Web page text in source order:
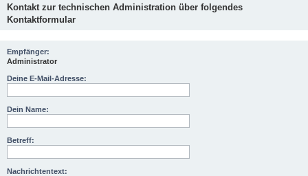
Kontakt zur technischen Administration über folgendes
Kontaktformular
Empfänger:
Administrator
Deine E-Mail-Adresse:
Dein Name:
Betreff:
Nachrichtentext: